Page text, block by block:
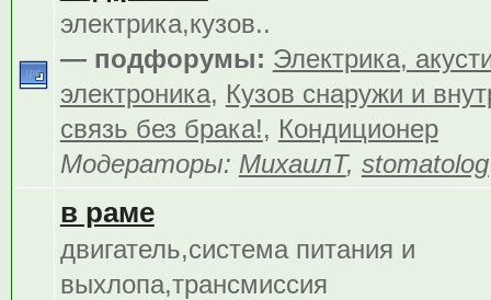
электрика,кузов..
— подфорумы: Электрика,
электроника, Кузов снаружи и
связь без брака!, Кондиционер
Модераторы: МихаилТ, stomatolog
в раме
двигатель,система питания и
выхлопа,трансмиссия